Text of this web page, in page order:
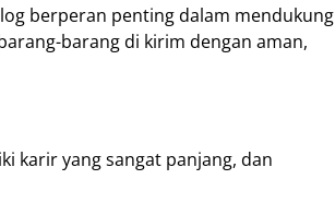
berperan penting dalam mendukung
barang di kirim dengan aman,
karir yang sangat panjang, dan